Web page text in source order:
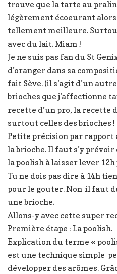
trouve que la tarte au
légèrement écoeurant alors
tellement meilleure.
avec du lait. Miam !
Je ne suis pas fan du St
d’oranger dans sa
fait Sève. (il s’agit d’un
brioches que j’affectionne
recette d’un pro, la recette
surtout celles des brioches !
Petite précision par rapport
la brioche. Il faut s’y
la poolish à laisser lever
Tu ne dois pas dire à 14h
pour le gouter. Non il faut
une brioche.
Allons-y avec cette super
Première étape : La poolish.
Explication du terme «
est une technique simple
développer des arômes.